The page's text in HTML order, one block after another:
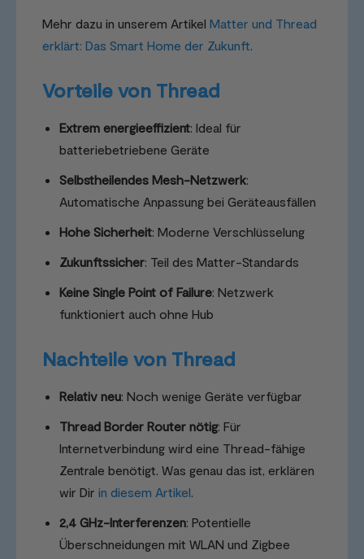
Mehr dazu in unserem Artikel Matter und Thread
erklärt: Das Smart Home der Zukunft.
Vorteile von Thread
Extrem energieeffizient: Ideal für
batteriebetriebene Geräte
Selbstheilendes Mesh-Netzwerk:
Automatische Anpassung bei Geräteausfällen
Hohe Sicherheit: Moderne Verschlüsselung
Zukunftssicher: Teil des Matter-Standards
Keine Single Point of Failure: Netzwerk
funktioniert auch ohne Hub
Nachteile von Thread
Relativ neu: Noch wenige Geräte verfügbar
Thread Border Router nötig: Für
Internetverbindung wird eine Thread-fähige
Zentrale benötigt. Was genau das ist, erklären
wir Dir in diesem Artikel.
2,4 GHz-Interferenzen: Potentielle
Überschneidungen mit WLAN und Zigbee